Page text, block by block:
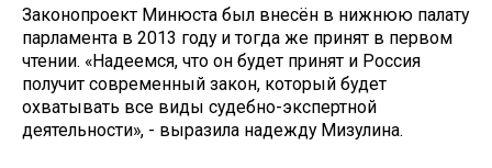
Законопроект Минюста был внесён в нижнюю палату
парламента в 2013 году и тогда же принят в первом
чтении. «Надеемся, что он будет принят и Россия
получит современный закон, который будет
охватывать все виды судебно-экспертной
деятельности», - выразила надежду Мизулина.